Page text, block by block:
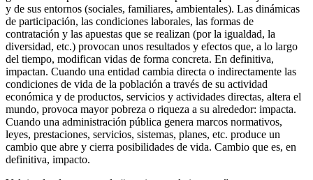
y de sus entornos (sociales, familiares, ambientales). Las dinámicas
de participación, las condiciones laborales, las formas de
contratación y las apuestas que se realizan (por la igualdad, la
diversidad, etc.) provocan unos resultados y efectos que, a lo largo
del tiempo, modifican vidas de forma concreta. En definitiva,
impactan. Cuando una entidad cambia directa o indirectamente las
condiciones de vida de la población a través de su actividad
económica y de productos, servicios y actividades directas, altera el
mundo, provoca mayor pobreza o riqueza a su alrededor: impacta.
Cuando una administración pública genera marcos normativos,
leyes, prestaciones, servicios, sistemas, planes, etc. produce un
cambio que abre y cierra posibilidades de vida. Cambio que es, en
definitiva, impacto.